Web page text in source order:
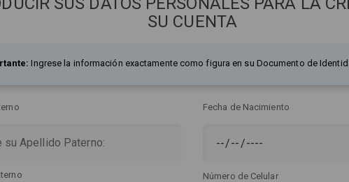
SU CUENTA
Ingrese la información exactamente como figura en su Documento de
Fecha de Nacimiento
Número de Celular